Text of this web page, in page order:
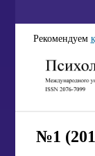
Рекомендуем
№1